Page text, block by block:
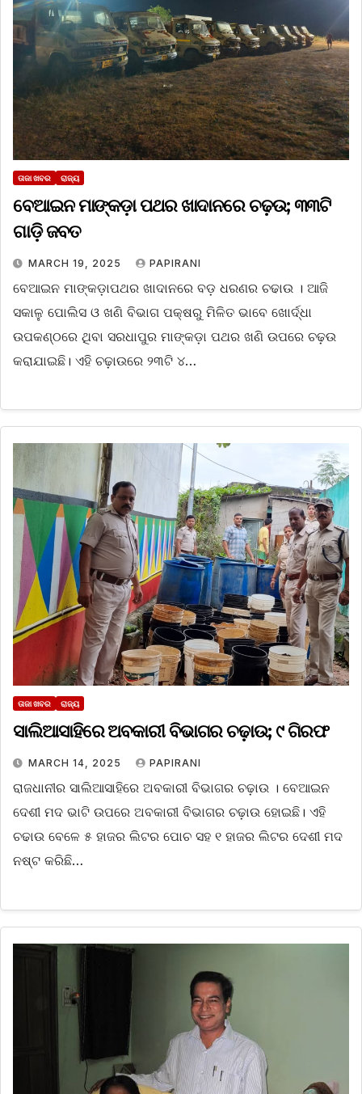
ତାଜା ଖବର ରାଜ୍ୟ
ବେଆଇନ ମାଙ୍କଡ଼ା ପଥର ଖାଦାନରେ ଚଢ଼ଉ; ୩୩ଟି
ଗାଡ଼ି ଜବତ
MARCH 19, 2025 PAPIRANI
ବେଆଇନ ମାଙ୍କଡ଼ାପଥର ଖାଦାନରେ ବଡ଼ ଧରଣର ଚଢାଉ । ଆଜି
ସକାଳୁ ପୋଲିସ ଓ ଖଣି ବିଭାଗ ପକ୍ଷରୁ ମିଳିତ ଭାବେ ଖୋର୍ଦ୍ଧା
ଉପକଣ୍ଠରେ ଥିବା ସରଧାପୁର ମାଙ୍କଡ଼ା ପଥର ଖଣି ଉପରେ ଚଢ଼ଉ
କରାଯାଇଛି। ଏହି ଚଢ଼ାଉରେ ୨୩ଟି ୪…
ତାଜା ଖବର ରାଜ୍ୟ
ସାଲିଆସାହିରେ ଅବକାରୀ ବିଭାଗର ଚଢ଼ାଉ; ୯ ଗିରଫ
MARCH 14, 2025 PAPIRANI
ରାଜଧାନୀର ସାଲିଆସାହିରେ ଅବକାରୀ ବିଭାଗର ଚଢ଼ାଉ । ବେଆଇନ
ଦେଶୀ ମଦ ଭାଟି ଉପରେ ଅବକାରୀ ବିଭାଗର ଚଢ଼ାଉ ହୋଇଛି। ଏହି
ଚଢାଉ ବେଳେ ୫ ହାଜର ଲିଟର ପୋଚ ସହ ୧ ହାଜର ଲିଟର ଦେଶୀ ମଦ
ନଷ୍ଟ କରିଛି…